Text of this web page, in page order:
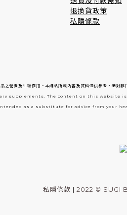
退換貨政策
私隱條款
之營養及生理作用。本網站所載內容及資料僅供參考，絕對
supplements. The content on this
as a substitute for advice from your
私隱條款 | 2022 © SUGI